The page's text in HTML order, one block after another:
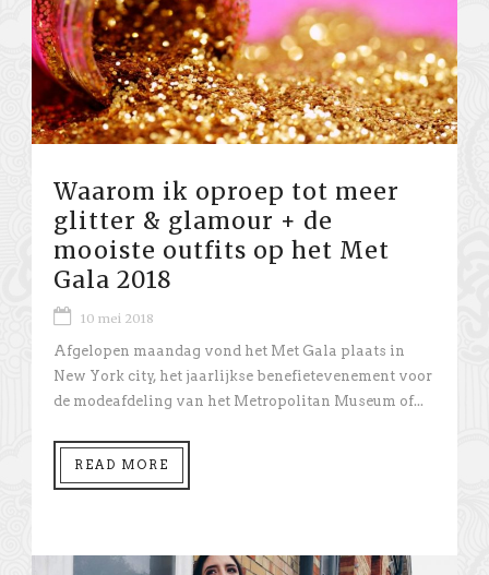
Waarom ik oproep tot meer
glitter & glamour + de
mooiste outfits op het Met
Gala 2018
10 mei 2018
Afgelopen maandag vond het Met Gala plaats in
New York city, het jaarlijkse benefietevenement voor
de modeafdeling van het Metropolitan Museum of...
READ MORE